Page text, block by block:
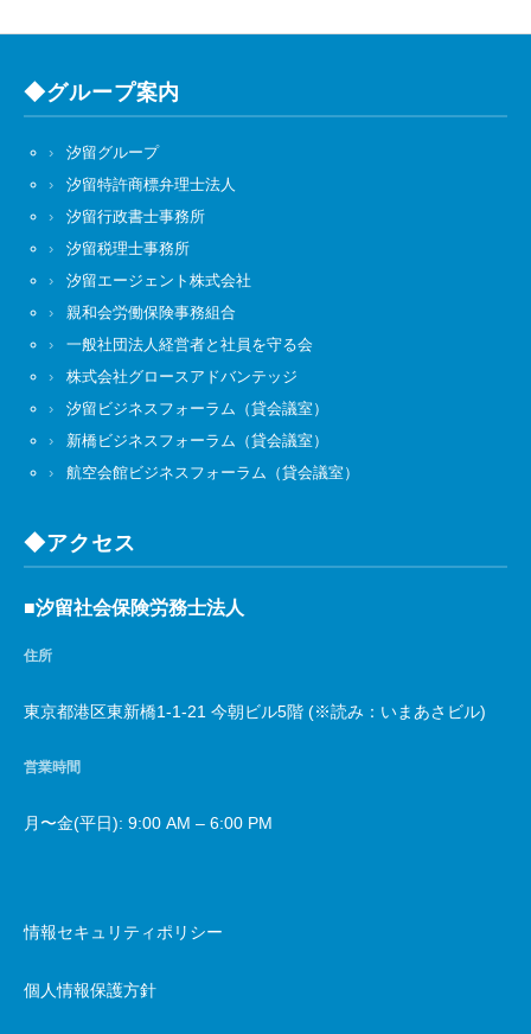
◆グループ案内
汐留グループ
汐留特許商標弁理士法人
汐留行政書士事務所
汐留税理士事務所
汐留エージェント株式会社
親和会労働保険事務組合
一般社団法人経営者と社員を守る会
株式会社グロースアドバンテッジ
汐留ビジネスフォーラム（貸会議室）
新橋ビジネスフォーラム（貸会議室）
航空会館ビジネスフォーラム（貸会議室）
◆アクセス
■汐留社会保険労務士法人
住所
東京都港区東新橋1-1-21 今朝ビル5階 (※読み：いまあさビル)
営業時間
月〜金(平日): 9:00 AM – 6:00 PM
情報セキュリティポリシー
個人情報保護方針